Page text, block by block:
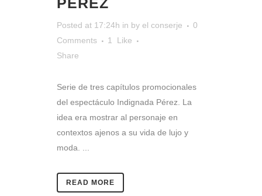
Posted at 17:24h in by el conserje
0
Comments
1
Like
Share
Serie de tres capítulos promocionales
del espectáculo Indignada Pérez. La
idea era mostrar al personaje en
contextos ajenos a su vida de lujo y
moda. ...
READ MORE